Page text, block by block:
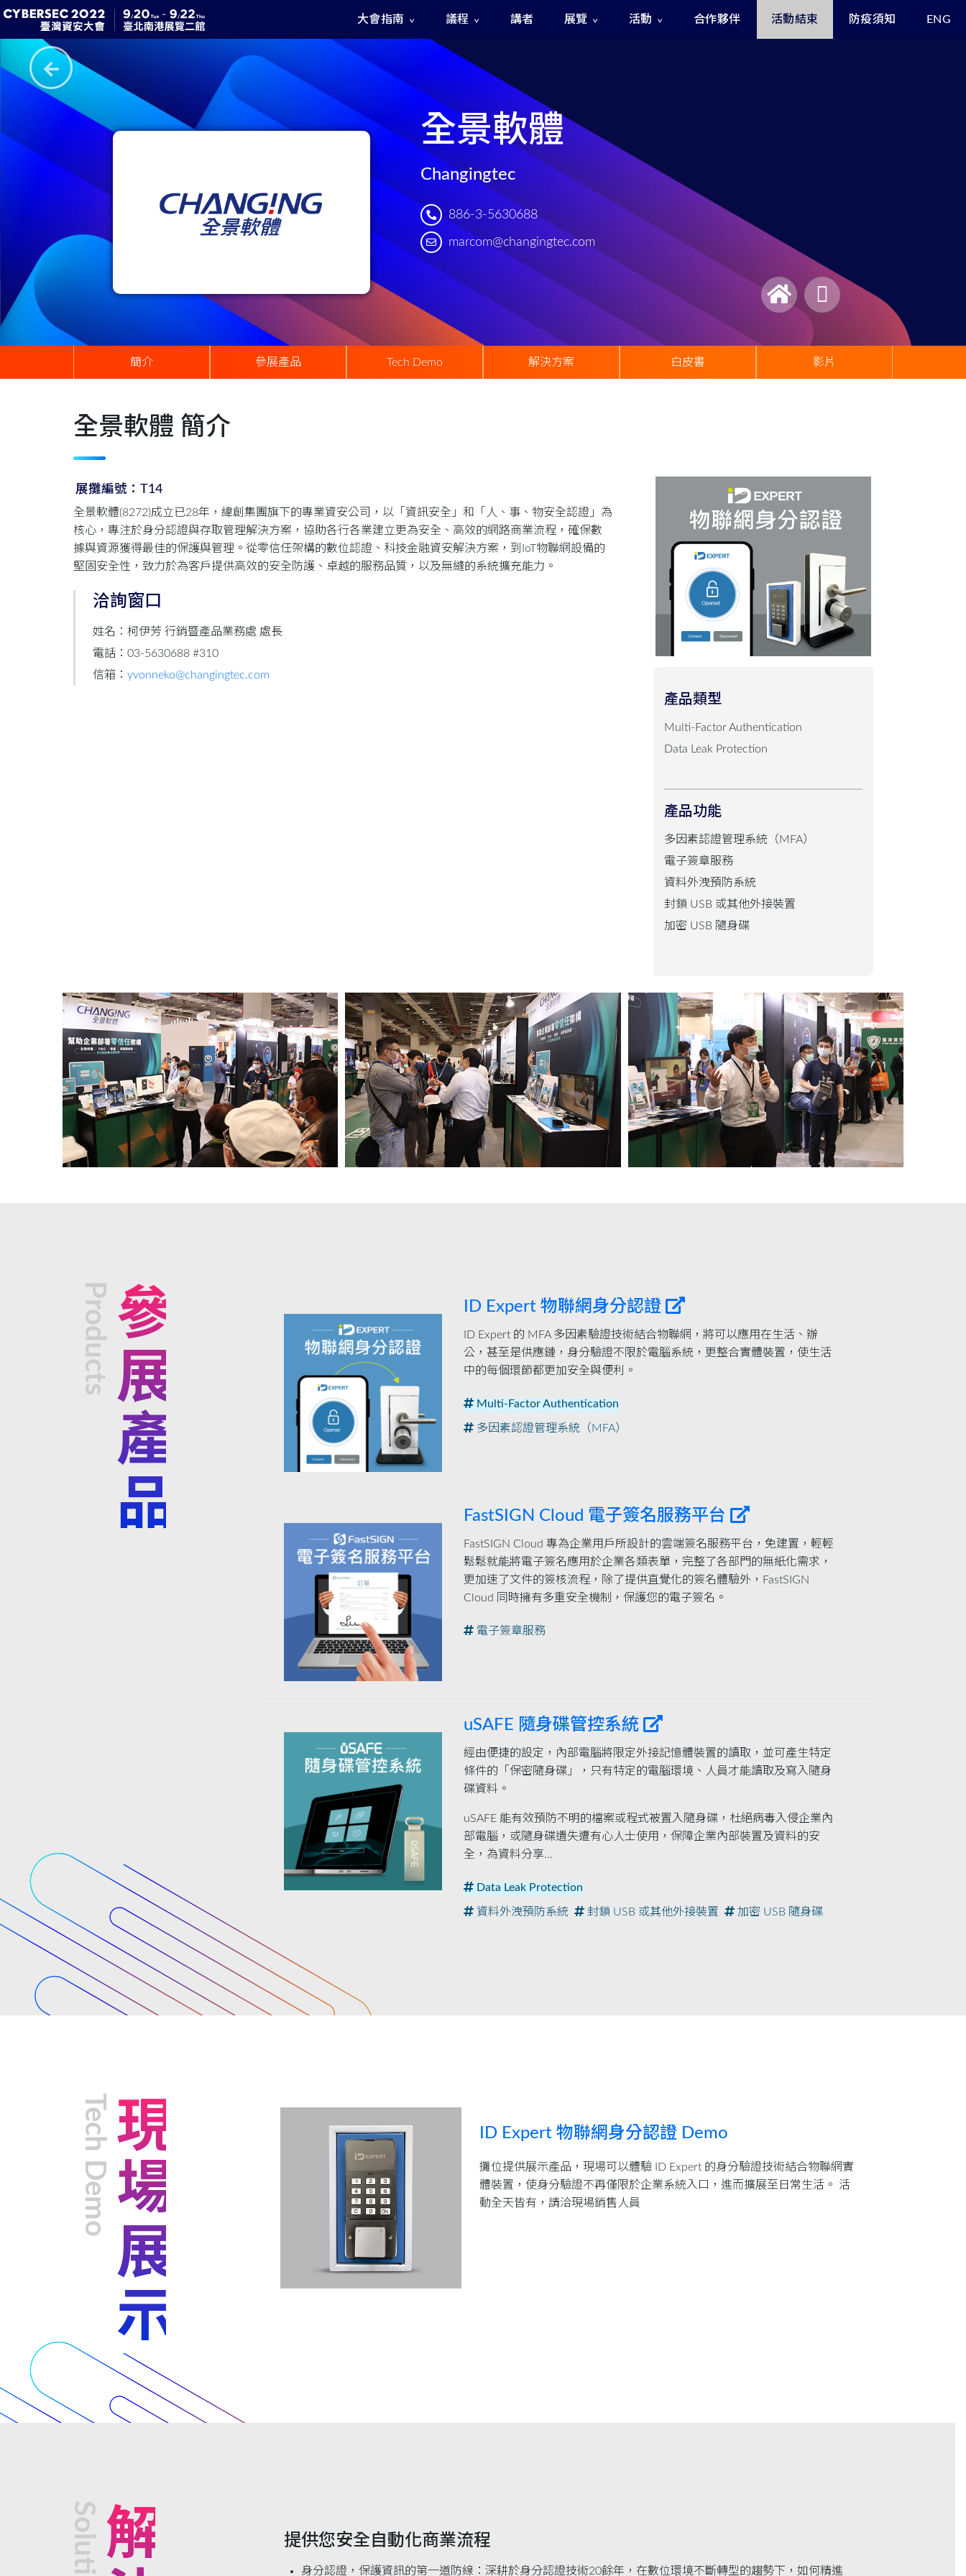
大會指南 議程 講者 展覽 活動 合作夥伴 活動結束 防疫須知 ENG
全景軟體
Changingtec
886-3-5630688
marcom@changingtec.com
簡介 參展產品 Tech Demo 解決方案 白皮書 影片
全景軟體 簡介
展攤編號：T14
全景軟體(8272)成立已28年，緯創集團旗下的專業資安公司，以「資訊安全」和「人、事、物安全認證」為
核心，專注於身分認證與存取管理解決方案，協助各行各業建立更為安全、高效的網路商業流程，確保數
據與資源獲得最佳的保護與管理。從零信任架構的數位認證、科技金融資安解決方案，到IoT物聯網設備的
堅固安全性，致力於為客戶提供高效的安全防護、卓越的服務品質，以及無縫的系統擴充能力。
洽詢窗口
姓名：柯伊芳 行銷暨產品業務處 處長
電話：03-5630688 #310
信箱： yvonneko@changingtec.com
產品類型
Multi-Factor Authentication
Data Leak Protection
產品功能
多因素認證管理系統（MFA）
電子簽章服務
資料外洩預防系統
封鎖 USB 或其他外接裝置
加密 USB 隨身碟
參展產品
Products ID Expert 物聯網身分認證
ID Expert 的 MFA 多因素驗證技術結合物聯網，將可以應用在生活、辦
公，甚至是供應鏈，身分驗證不限於電腦系統，更整合實體裝置，使生活
中的每個環節都更加安全與便利。
Multi-Factor Authentication
多因素認證管理系統（MFA）
FastSIGN Cloud 電子簽名服務平台
FastSIGN Cloud 專為企業用戶所設計的雲端簽名服務平台，免建置，輕輕
鬆鬆就能將電子簽名應用於企業各類表單，完整了各部門的無紙化需求，
更加速了文件的簽核流程，除了提供直覺化的簽名體驗外，FastSIGN
Cloud 同時擁有多重安全機制，保護您的電子簽名。
電子簽章服務
uSAFE 隨身碟管控系統
經由便捷的設定，內部電腦將限定外接記憶體裝置的讀取，並可產生特定
條件的「保密隨身碟」，只有特定的電腦環境、人員才能讀取及寫入隨身
碟資料。
uSAFE 能有效預防不明的檔案或程式被置入隨身碟，杜絕病毒入侵企業內
部電腦，或隨身碟遺失遭有心人士使用，保障企業內部裝置及資料的安
全，為資料分享...
Data Leak Protection
資料外洩預防系統 封鎖 USB 或其他外接裝置 加密 USB 隨身碟
現場展示
Tech Demo ID Expert 物聯網身分認證 Demo
攤位提供展示產品，現場可以體驗 ID Expert 的身分驗證技術結合物聯網實
體裝置，使身分驗證不再僅限於企業系統入口，進而擴展至日常生活。 活
動全天皆有，請洽現場銷售人員
提供您安全自動化商業流程
身分認證，保護資訊的第一道防線：深耕於身分認證技術20餘年，在數位環境不斷轉型的趨勢下，如何精進